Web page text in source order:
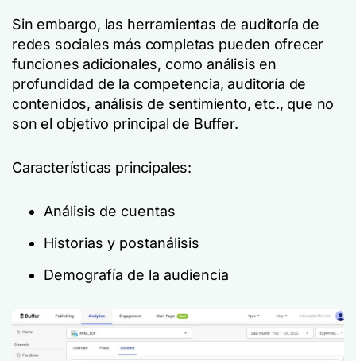
Sin embargo, las herramientas de auditoría de
redes sociales más completas pueden ofrecer
funciones adicionales, como análisis en
profundidad de la competencia, auditoría de
contenidos, análisis de sentimiento, etc., que no
son el objetivo principal de Buffer.
Características principales:
Análisis de cuentas
Historias y postanálisis
Demografía de la audiencia